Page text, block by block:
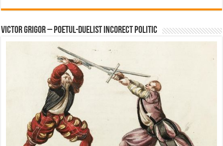
Victor Grigor – Poetul-Duelist Incorect Politic